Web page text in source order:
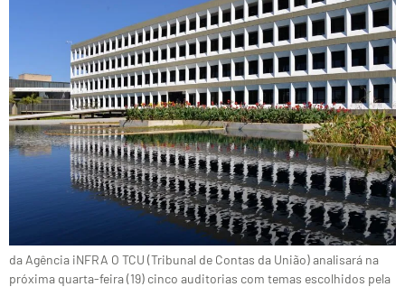
da Agência iNFRA O TCU (Tribunal de Contas da União) analisará na
próxima quarta-feira (19) cinco auditorias com temas escolhidos pela